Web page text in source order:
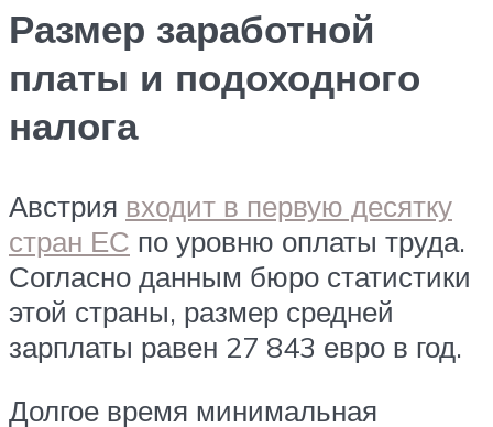
Размер заработной
платы и подоходного
налога
Австрия входит в первую десятку
стран ЕС по уровню оплаты труда.
Согласно данным бюро статистики
этой страны, размер средней
зарплаты равен 27 843 евро в год.
Долгое время минимальная